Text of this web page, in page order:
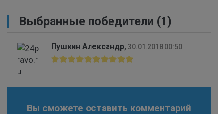
Выбранные победители (1)
Пушкин Александр, 30.01.2018 00:50
Вы сможете оставить комментарий